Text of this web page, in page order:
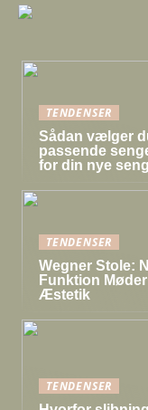
TENDENSER
Sådan vælger
passende
for din nye seng
TENDENSER
Wegner Stole:
Funktion Møder
Æstetik
TENDENSER